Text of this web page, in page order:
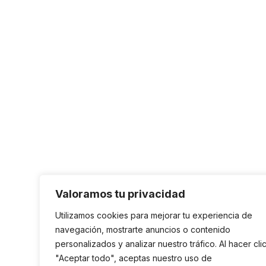
Valoramos tu privacidad
Utilizamos cookies para mejorar tu experiencia de
navegación, mostrarte anuncios o contenido
personalizados y analizar nuestro tráfico. Al hacer
"Aceptar todo", aceptas nuestro uso de